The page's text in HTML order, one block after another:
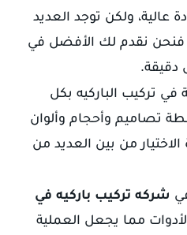
عالية، ولكن توجد العديد
فنحن نقدم لك الأفضل في
دقيقة.
في تركيب الباركيه بكل
تصاميم وأحجام وألوان
من بين العديد من
شركه تركيب باركيه في
مما يجعل العملية